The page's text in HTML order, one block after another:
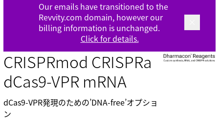
Our emails have transitioned to the
Revvity.com domain, however our
billing information is unchanged.
Click for details.
CRISPRmod CRISPRa
dCas9-VPR mRNA
dCas9-VPR発現のための’DNA-free’オプショ
ン